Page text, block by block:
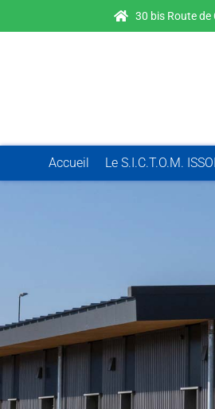
30 bis Route de
Accueil Le S.I.C.T.O.M.